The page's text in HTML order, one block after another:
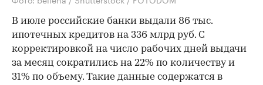
В июле российские банки выдали 86 тыс.
ипотечных кредитов на 336 млрд руб. С
корректировкой на число рабочих дней выдачи
за месяц сократились на 22% по количеству и
31% по объему. Такие данные содержатся в